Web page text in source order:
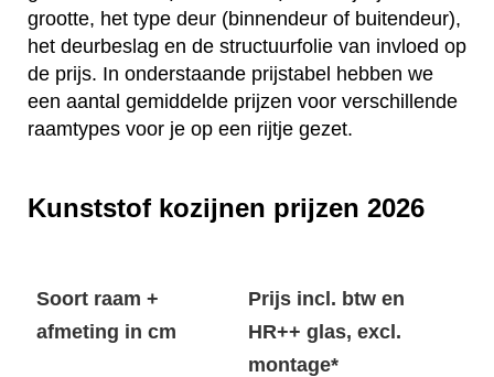
grootte, het type deur (binnendeur of buitendeur),
het deurbeslag en de structuurfolie van invloed op
de prijs. In onderstaande prijstabel hebben we
een aantal gemiddelde prijzen voor verschillende
raamtypes voor je op een rijtje gezet.
Kunststof kozijnen prijzen 2026
Soort raam +
afmeting in cm
Prijs incl. btw en
HR++ glas, excl.
montage*